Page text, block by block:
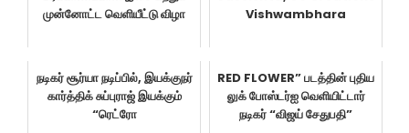
முன்னோட்ட வெளியீட்டு விழா
Vishwambhara
நடிகர் சூர்யா நடிப்பில், இயக்குநர்
கார்த்திக் சுப்புராஜ் இயக்கும்
“ரெட்ரோ
RED FLOWER” படத்தின் புதிய
லுக் போஸ்டர்ஐ வெளியிட்டார்
நடிகர் “விஜய் சேதுபதி”